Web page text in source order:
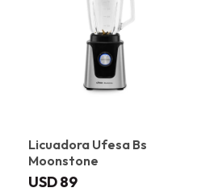
Licuadora Ufesa Bs
Moonstone
USD89